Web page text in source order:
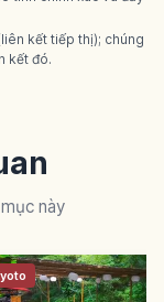
kết tiếp thị); chúng
kết đó.
này